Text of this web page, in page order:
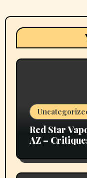
Red Star
AZ –